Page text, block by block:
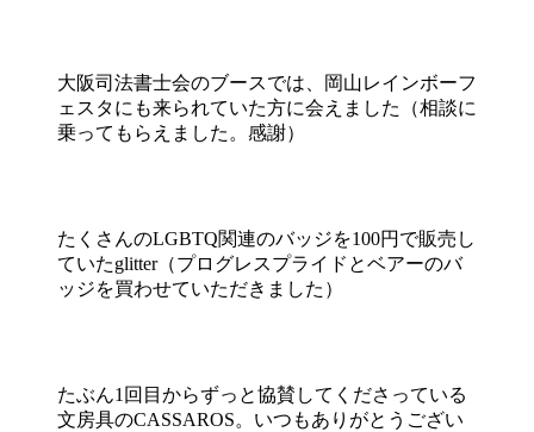
大阪司法書士会のブースでは、岡山レインボーフ
ェスタにも来られていた方に会えました（相談に
乗ってもらえました。感謝）
たくさんのLGBTQ関連のバッジを100円で販売し
ていたglitter（プログレスプライドとベアーのバ
ッジを買わせていただきました）
たぶん1回目からずっと協賛してくださっている
文房具のCASSAROS。いつもありがとうござい